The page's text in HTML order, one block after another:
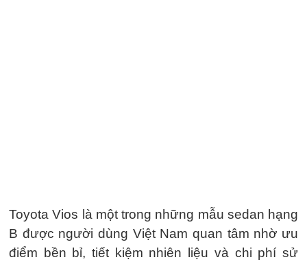
Toyota Vios là một trong những mẫu sedan hạng
B được người dùng Việt Nam quan tâm nhờ ưu
điểm bền bỉ, tiết kiệm nhiên liệu và chi phí sử